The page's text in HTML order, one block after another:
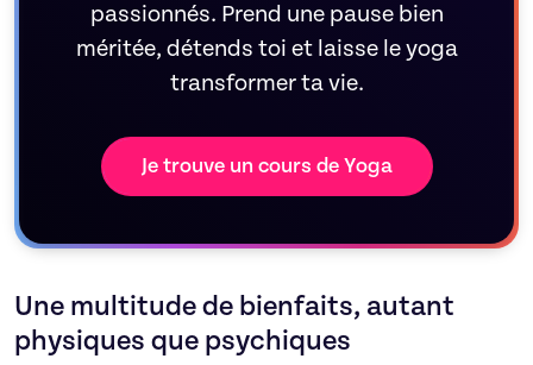
passionnés. Prend une pause bien
méritée, détends toi et laisse le yoga
transformer ta vie.
Je trouve un cours de Yoga
Une multitude de bienfaits, autant
physiques que psychiques